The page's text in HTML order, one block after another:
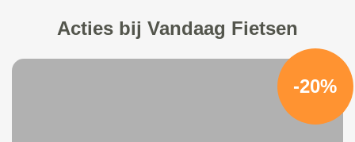
Acties bij Vandaag Fietsen
-20%